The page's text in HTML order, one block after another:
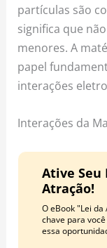
partículas são
significa que
menores. A
papel
interações
Interações da
Ative Seu
Atração!
O eBook "Lei da
chave para
essa